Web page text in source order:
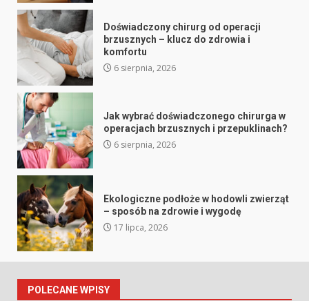
Doświadczony chirurg od operacji
brzusznych – klucz do zdrowia i
komfortu
6 sierpnia, 2026
Jak wybrać doświadczonego chirurga w
operacjach brzusznych i przepuklinach?
6 sierpnia, 2026
Ekologiczne podłoże w hodowli zwierząt
– sposób na zdrowie i wygodę
17 lipca, 2026
POLECANE WPISY